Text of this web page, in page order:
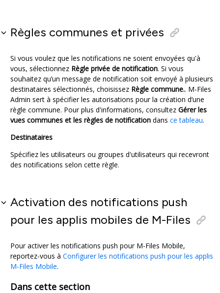
Règles communes et privées
Si vous voulez que les notifications ne soient envoyées qu'à
vous, sélectionnez Règle privée de notification. Si vous
souhaitez qu’un message de notification soit envoyé à plusieurs
destinataires sélectionnés, choisissez Règle commune.. M-Files
Admin sert à spécifier les autorisations pour la création d’une
règle commune. Pour plus d'informations, consultez Gérer les
vues communes et les règles de notification dans ce tableau.
Destinataires
Spécifiez les utilisateurs ou groupes d'utilisateurs qui recevront
des notifications selon cette règle.
Activation des notifications push
pour les applis mobiles de M-Files
Pour activer les notifications push pour M-Files Mobile,
reportez-vous à Configurer les notifications push pour les applis
M-Files Mobile.
Dans cette section